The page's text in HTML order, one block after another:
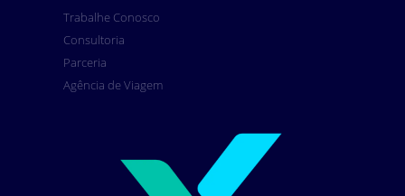
Trabalhe Conosco
Consultoria
Parceria
Agência de Viagem